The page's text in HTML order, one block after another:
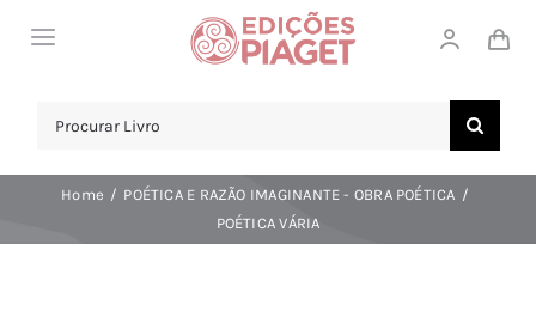
Toggle
Search
Home
POÉTICA E RAZÃO IMAGINANTE - OBRA POÉTICA
POÉTICA VÁRIA